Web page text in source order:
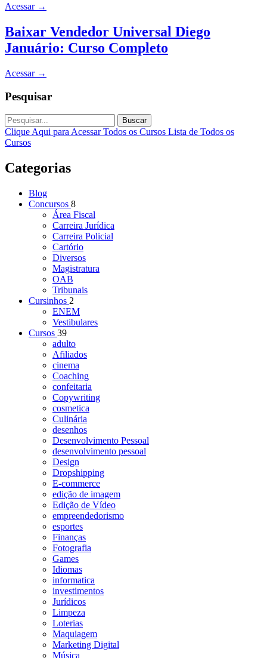
Acessar →
Baixar Vendedor Universal Diego
Januário: Curso Completo
Acessar →
Pesquisar
Buscar
Clique Aqui para Acessar Todos os Cursos Lista de Todos os
Cursos
Categorias
Blog
Concursos 8
Área Fiscal
Carreira Jurídica
Carreira Policial
Cartório
Diversos
Magistratura
OAB
Tribunais
Cursinhos 2
ENEM
Vestibulares
Cursos 39
adulto
Afiliados
cinema
Coaching
confeitaria
Copywriting
cosmetica
Culinária
desenhos
Desenvolvimento Pessoal
desenvolvimento pessoal
Design
Dropshipping
E-commerce
edição de imagem
Edição de Vídeo
empreendedorismo
esportes
Finanças
Fotografia
Games
Idiomas
informatica
investimentos
Jurídicos
Limpeza
Loterias
Maquiagem
Marketing Digital
Música